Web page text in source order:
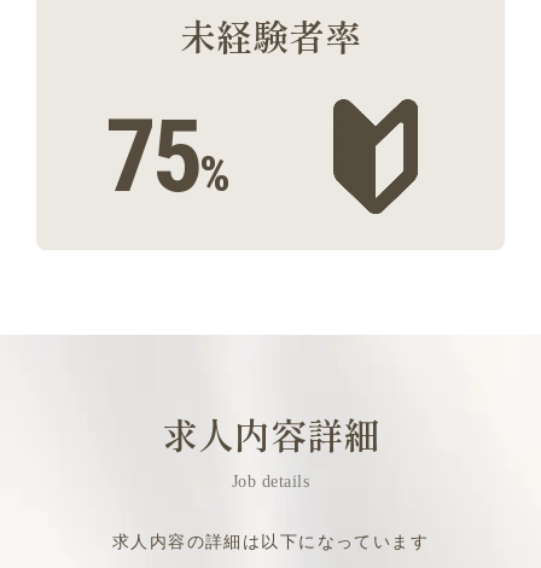
未経験者率
75%
求人内容詳細
Job details
求人内容の詳細は以下になっています